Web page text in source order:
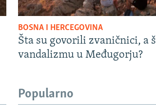
BOSNA I HERCEGOVINA
Šta su govorili zvaničnici, a
vandalizmu u Međugorju?
Popularno